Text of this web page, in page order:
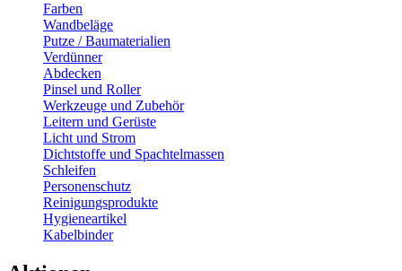
Farben
Wandbeläge
Putze / Baumaterialien
Verdünner
Abdecken
Pinsel und Roller
Werkzeuge und Zubehör
Leitern und Gerüste
Licht und Strom
Dichtstoffe und Spachtelmassen
Schleifen
Personenschutz
Reinigungsprodukte
Hygieneartikel
Kabelbinder